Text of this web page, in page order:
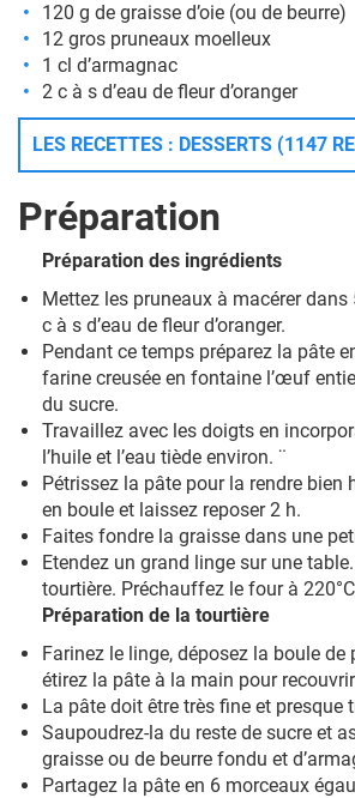
120 g de graisse d’oie (ou de beurre)
12 gros pruneaux moelleux
1 cl d’armagnac
2 c à s d’eau de fleur d’oranger
LES RECETTES : DESSERTS (1147
Préparation
Préparation des ingrédients
Mettez les pruneaux à macérer dans
c à s d’eau de fleur d’oranger.
Pendant ce temps préparez la pâte
farine creusée en fontaine l’œuf
du sucre.
Travaillez avec les doigts en
l’huile et l’eau tiède environ. ¨
Pétrissez la pâte pour la rendre bien
en boule et laissez reposer 2 h.
Faites fondre la graisse dans une
Etendez un grand linge sur une
tourtière. Préchauffez le four à
Préparation de la tourtière
Farinez le linge, déposez la boule de
étirez la pâte à la main pour
La pâte doit être très fine et presque
Saupoudrez-la du reste de sucre et
graisse ou de beurre fondu et
Partagez la pâte en 6 morceaux